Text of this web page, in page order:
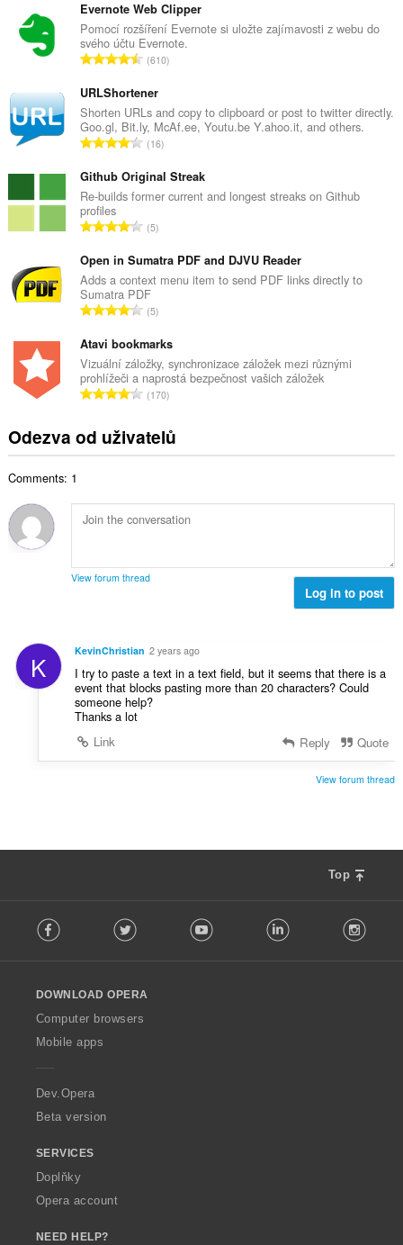
Evernote Web Clipper
Pomocí rozšíření Evernote si uložte zajímavosti z webu do
svého účtu Evernote.
C
l
k
o
v
p
o
č
e
t
h
o
d
o
c
e
n
:
610
URLShortener
Shorten URLs and copy to clipboard or post to twitter directly.
Goo.gl, Bit.ly, McAf.ee, Youtu.be Y.ahoo.it, and others.
C
l
k
v
p
o
č
e
t
h
o
d
o
c
í
:
16
Github Original Streak
Re-builds former current and longest streaks on Github
profiles
C
l
k
o
v
p
o
č
e
h
o
o
n
í
5
Open in Sumatra PDF and DJVU Reader
Adds a context menu item to send PDF links directly to
Sumatra PDF
C
l
k
o
v
p
o
t
h
n
n
í
:
5
Atavi bookmarks
Vizuální záložky, synchronizace záložek mezi různými
prohlížeči a naprostá bezpečnost vašich záložek
C
l
k
ý
p
e
d
o
c
170
Odezva od uživatelů
Comments: 1
View forum thread
Log in to post
K KevinChristian 2 years ago
I try to paste a text in a text field, but it seems that there is a
event that blocks pasting more than 20 characters? Could
someone help?
Thanks a lot
Link
Reply Quote
View forum thread
Top
o
w
O
p
a
Facebook Twitter Youtube LinkedIn
DOWNLOAD OPERA
Computer browsers
Mobile apps
Dev.Opera
Beta version
SERVICES
Doplňky
Opera account
NEED HELP?